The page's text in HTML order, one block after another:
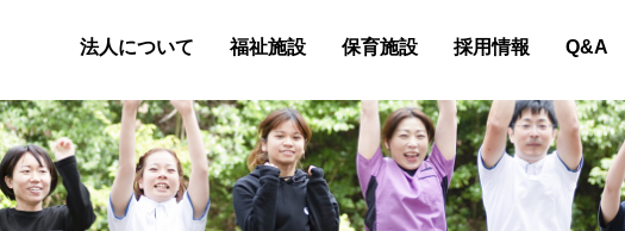
法人について 福祉施設 保育施設 採用情報 Q&A